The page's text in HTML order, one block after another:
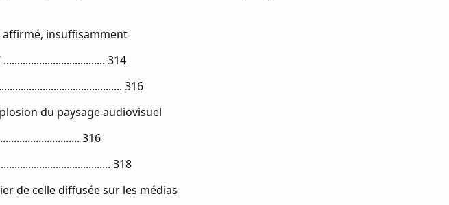
affirmé, insuffisamment
314
316
du paysage audiovisuel
316
318
de celle diffusée sur les médias